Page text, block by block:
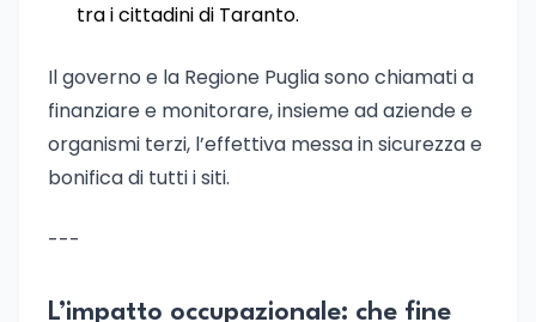
tra i cittadini di Taranto.
Il governo e la Regione Puglia sono chiamati a
finanziare e monitorare, insieme ad aziende e
organismi terzi, l’effettiva messa in sicurezza e
bonifica di tutti i siti.
---
L’impatto occupazionale: che fine